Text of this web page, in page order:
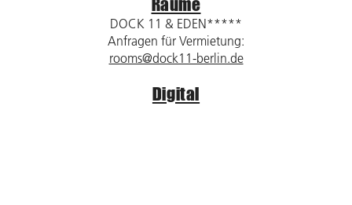
DOCK 11 & EDEN*****
Anfragen für Vermietung:
rooms@dock11-berlin.de
Digital